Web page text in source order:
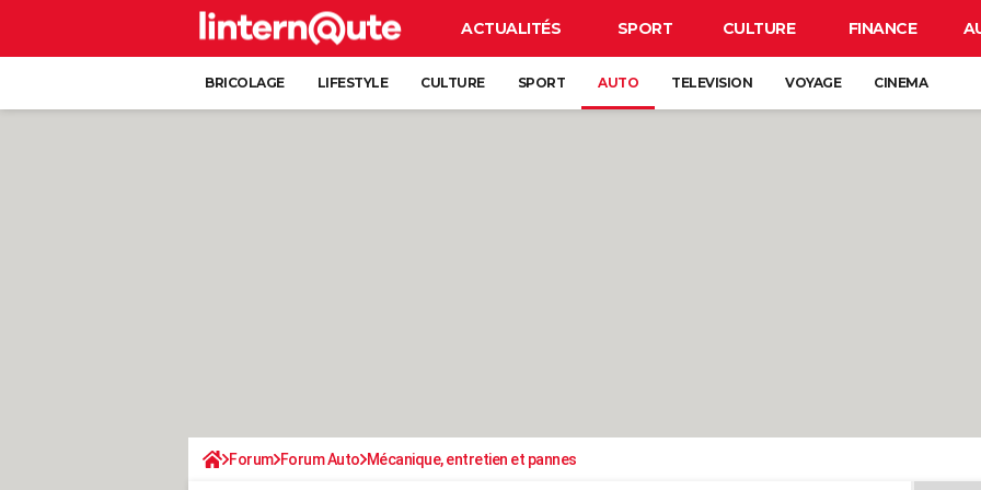
ACTUALITÉS SPORT CULTURE FINANCE
BRICOLAGE LIFESTYLE CULTURE SPORT AUTO TELEVISION VOYAGE CINEMA
Forum Forum Auto Mécanique, entretien et pannes